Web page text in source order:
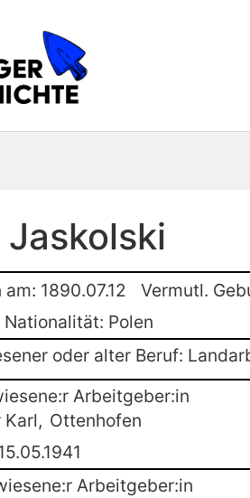
Jaskolski
am: 1890.07.12
Vermutl.
Polen
oder alter Beruf:
Arbeitgeber:in
Karl, Ottenhofen
Arbeitgeber:in